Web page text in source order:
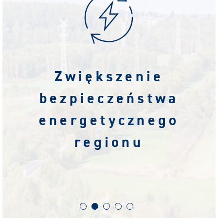
Zwiększenie
bezpieczeństwa
energetycznego
regionu